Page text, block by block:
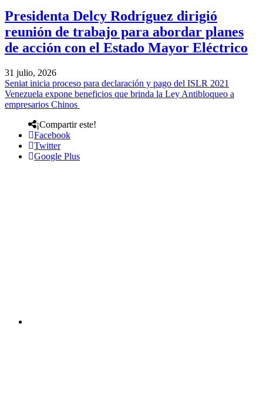
Presidenta Delcy Rodríguez dirigió
reunión de trabajo para abordar planes
de acción con el Estado Mayor Eléctrico
31 julio, 2026
Seniat inicia proceso para declaración y pago del ISLR 2021
Venezuela expone beneficios que brinda la Ley Antibloqueo a
empresarios Chinos
¡Compartir este!
Facebook
Twitter
Google Plus